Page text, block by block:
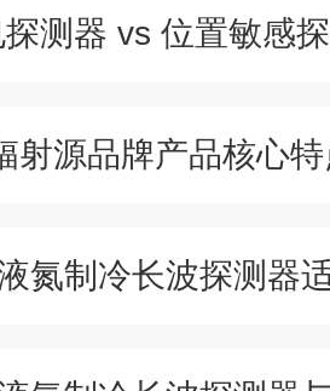
射源品牌产品核心